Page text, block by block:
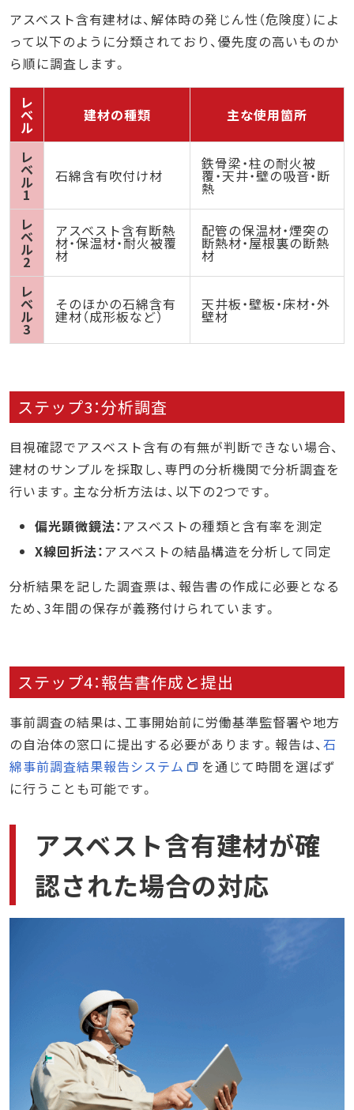
アスベスト含有建材は、解体時の発じん性（危険度）によ
って以下のように分類されており、優先度の高いものか
ら順に調査します。
レ
ベ
ル
建材の種類 主な使用箇所
レ
ベ
ル
1
石綿含有吹付け材
鉄骨梁・柱の耐火被
覆・天井・壁の吸音・断
熱
レ
ベ
ル
2
アスベスト含有断熱
材・保温材・耐火被覆
材
配管の保温材・煙突の
断熱材・屋根裏の断熱
材
レ
ベ
ル
3
そのほかの石綿含有
建材（成形板など）
天井板・壁板・床材・外
壁材
ステップ3：分析調査
目視確認でアスベスト含有の有無が判断できない場合、
建材のサンプルを採取し、専門の分析機関で分析調査を
行います。主な分析方法は、以下の2つです。
偏光顕微鏡法：アスベストの種類と含有率を測定
X線回折法：アスベストの結晶構造を分析して同定
分析結果を記した調査票は、報告書の作成に必要となる
ため、3年間の保存が義務付けられています。
ステップ4：報告書作成と提出
事前調査の結果は、工事開始前に労働基準監督署や地方
の自治体の窓口に提出する必要があります。報告は、石
綿事前調査結果報告システム
を通じて時間を選ばず
に行うことも可能です。
アスベスト含有建材が確
認された場合の対応